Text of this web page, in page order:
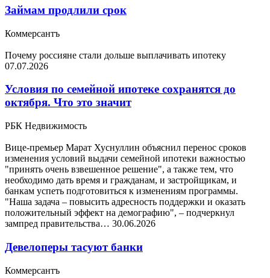
Займам продлили срок
Коммерсантъ
Почему россияне стали дольше выплачивать ипотеку
07.07.2026
Условия по семейной ипотеке сохранятся до
октября. Что это значит
РБК Недвижимость
Вице-премьер Марат Хуснуллин объяснил перенос сроков
изменения условий выдачи семейной ипотеки важностью
"принять очень взвешенное решение", а также тем, что
необходимо дать время и гражданам, и застройщикам, и
банкам успеть подготовиться к изменениям программы.
"Наша задача – повысить адресность поддержки и оказать
положительный эффект на демографию", – подчеркнул
зампред правительства… 30.06.2026
Девелоперы тасуют банки
Коммерсантъ